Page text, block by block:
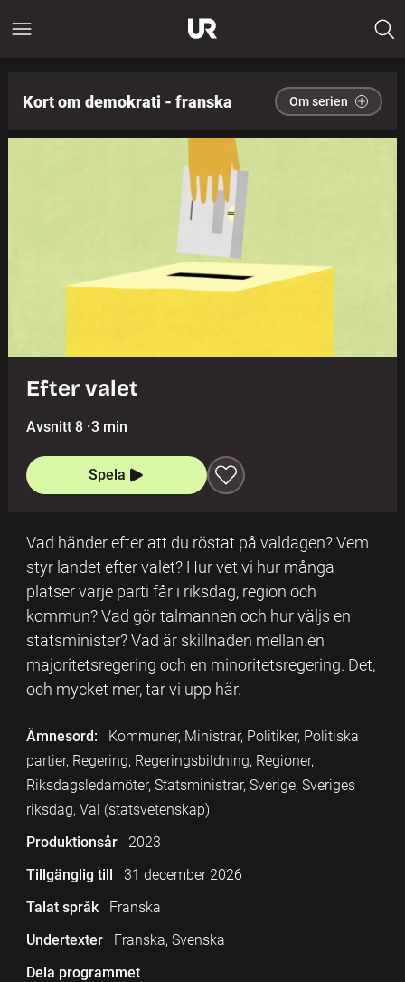
Kort om demokrati - franska Om serien
Efter valet
Avsnitt 8 ·3 min
Spela
Vad händer efter att du röstat på valdagen? Vem
styr landet efter valet? Hur vet vi hur många
platser varje parti får i riksdag, region och
kommun? Vad gör talmannen och hur väljs en
statsminister? Vad är skillnaden mellan en
majoritetsregering och en minoritetsregering. Det,
och mycket mer, tar vi upp här.
Ämnesord:
Kommuner, Ministrar, Politiker, Politiska
partier, Regering, Regeringsbildning, Regioner,
Riksdagsledamöter, Statsministrar, Sverige, Sveriges
riksdag, Val (statsvetenskap)
Produktionsår
2023
Tillgänglig till
31 december 2026
Talat språk
Franska
Undertexter
Franska, Svenska
Dela programmet